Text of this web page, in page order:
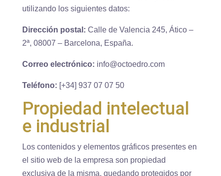
utilizando los siguientes datos:
Dirección postal: Calle de Valencia 245, Ático –
2ª, 08007 – Barcelona, España.
Correo electrónico: info@octoedro.com
Teléfono: [+34] 937 07 07 50
Propiedad intelectual
e industrial
Los contenidos y elementos gráficos presentes en
el sitio web de la empresa son propiedad
exclusiva de la misma, quedando protegidos por